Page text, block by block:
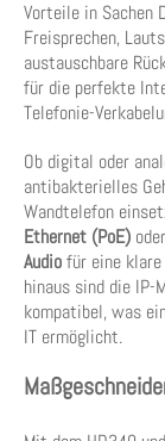
Vorteile in Sachen
Freisprechen,
austauschbare
für die perfekte
Telefonie-
Ob digital oder
antibakterielles
Wandtelefon
Ethernet (PoE)
Audiofür eine
hinaus sind die IP-
kompatibel, was
IT ermöglicht.